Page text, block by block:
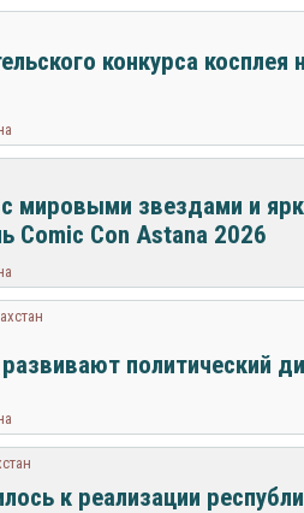
конкурса косплея
мировыми звездами и
Comic Con Astana 2026
политический
к реализации